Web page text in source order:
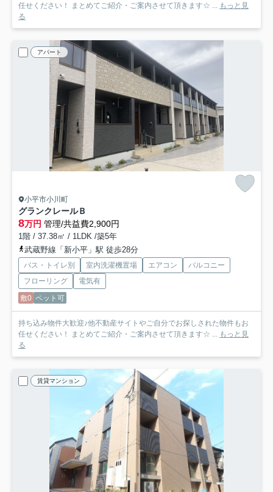
任せください！ まとめてご紹介・ご案内させて頂きます☆ ... もっと見
る
アパート
小平市小川町
グランクレールＢ
8万円 管理/共益費2,900円
1階 / 37.38㎡ / 1LDK /築5年
武蔵野線「新小平」駅 徒歩28分
バス・トイレ別 室内洗濯機置場 エアコン
バルコニー
フローリング
電気有
敷0 ペット可
持ち込み物件大歓迎♪他不動産サイトやご自分でお探しされた物件もお
任せください！ まとめてご紹介・ご案内させて頂きます☆ ... もっと見
る
賃貸マンション